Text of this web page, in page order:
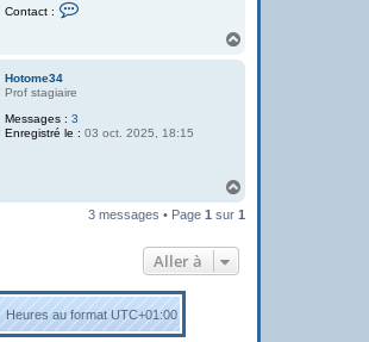
Contact :
a
M
a
n
Hotome34
Prof stagiaire
Messages : 3
Enregistré le : 03 oct. 2025, 18:15
u
3 messages • Page 1 sur 1
Aller à
Heures au formatUTC+01:00